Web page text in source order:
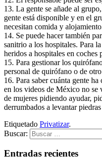
13. La gente se añade al
gente está disponible y en el
necesitan comida y
14. Se puede hacer también
sanitrio a los hospitales. Para
heridos a hospitales en coches
15. Para gestionar los
personal de quirófano o de
16. Para saber cuánta gente
en los videos de México no se
de mujeres pidiendo ayudar,
derrumbados a levantar
Etiquetado Privatizar.
Buscar:
Entradas recientes